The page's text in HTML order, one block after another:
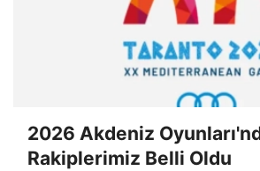
2026 Akdeniz
Rakiplerimiz Belli Oldu